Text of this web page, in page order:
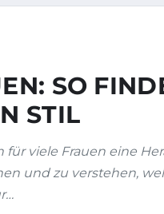
SO
STIL
viele Frauen eine
und zu verstehen,